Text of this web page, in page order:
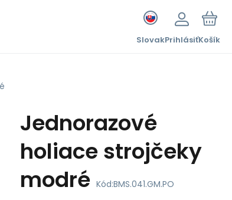
SlovakPrihlásiťKošík
Jednorazové
holiace strojčeky
modré Kód:BMS.041.GM.PO